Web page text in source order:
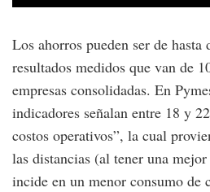
Los ahorros pueden ser de hasta
resultados medidos que van de
empresas consolidadas. En
indicadores señalan entre 18 y
costos operativos”, la cual
las distancias (al tener una
incide en un menor consumo de